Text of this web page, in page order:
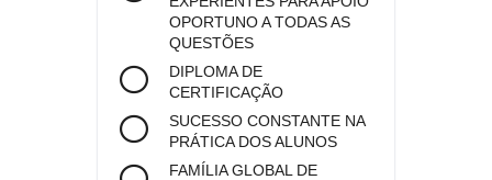
OPORTUNO A TODAS AS
QUESTÕES
DIPLOMA DE
CERTIFICAÇÃO
SUCESSO CONSTANTE NA
PRÁTICA DOS ALUNOS
FAMÍLIA GLOBAL DE